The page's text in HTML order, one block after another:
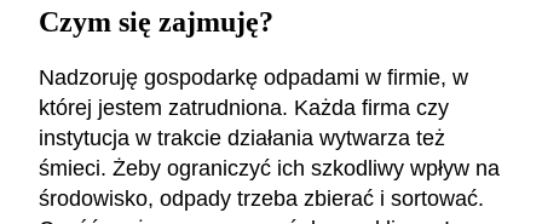
Czym się zajmuję?
Nadzoruję gospodarkę odpadami w firmie, w
której jestem zatrudniona. Każda firma czy
instytucja w trakcie działania wytwarza też
śmieci. Żeby ograniczyć ich szkodliwy wpływ na
środowisko, odpady trzeba zbierać i sortować.